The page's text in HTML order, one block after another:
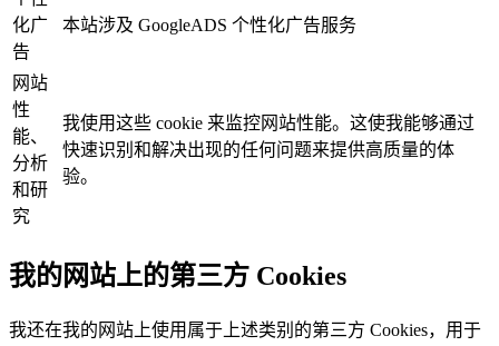
化广
告
本站涉及 GoogleADS 个性化广告服务
网站
性
能、
分析
和研
究
我使用这些 cookie 来监控网站性能。这使我能够通过
快速识别和解决出现的任何问题来提供高质量的体
验。
我的网站上的第三方 Cookies
我还在我的网站上使用属于上述类别的第三方 Cookies，用于